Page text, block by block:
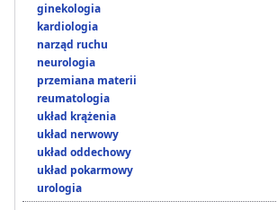
ginekologia
kardiologia
narząd ruchu
neurologia
przemiana materii
reumatologia
układ krążenia
układ nerwowy
układ oddechowy
układ pokarmowy
urologia